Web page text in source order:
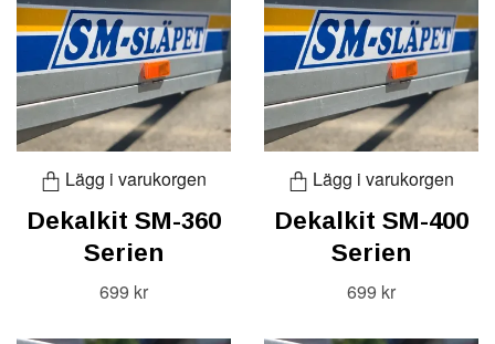
Lägg i varukorgen
Dekalkit SM-360
Serien
699 kr
Lägg i varukorgen
Dekalkit SM-400
Serien
699 kr